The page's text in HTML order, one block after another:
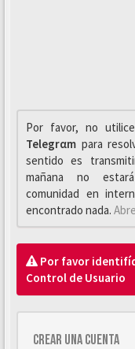
Por favor, no
Telegrαm para
sentido es
mañana no
comunidad en
encontrado nada.
Por favor
Control de Usuario
Crear una cuenta